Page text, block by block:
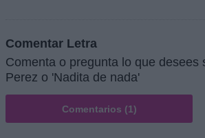
Comentar Letra
Comenta o pregunta lo que desees
Perez o 'Nadita de nada'
Comentarios (1)